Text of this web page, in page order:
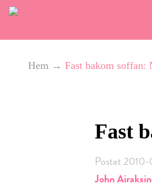
Hem → Fast bakom soffan:
Fast
Postat
John